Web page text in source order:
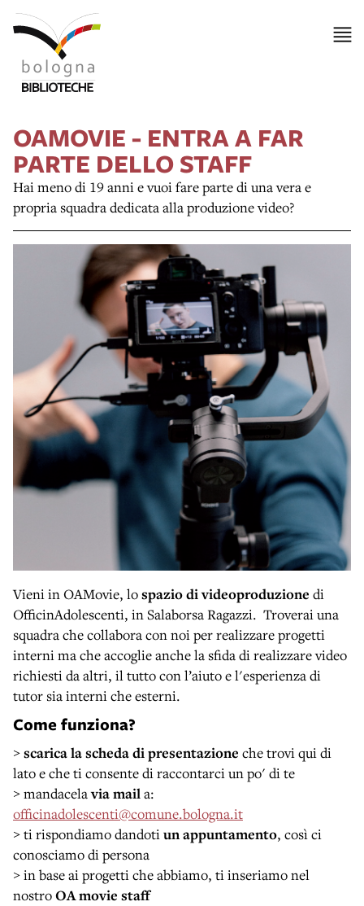
OAMOVIE - ENTRA A FAR
PARTE DELLO STAFF
Hai meno di 19 anni e vuoi fare parte di una vera e
propria squadra dedicata alla produzione video?
Vieni in OAMovie, lospazio di videoproduzione di
OfficinAdolescenti, in Salaborsa Ragazzi. Troverai una
squadra che collabora con noi per realizzare progetti
interni ma che accoglie anche la sfida di realizzare video
richiesti da altri, il tutto con l’aiuto e l'esperienza di
tutor sia interni che esterni.
Come funziona?
>scarica la schedadi presentazione che trovi qui di
lato e che ti consente di raccontarci un po' di te
> mandacelavia maila:
officinadolescenti@comune.bologna.it
> ti rispondiamo dandotiun appuntamento, così ci
conosciamo di persona
> in base ai progetti che abbiamo, ti inseriamo nel
nostroOA movie staff